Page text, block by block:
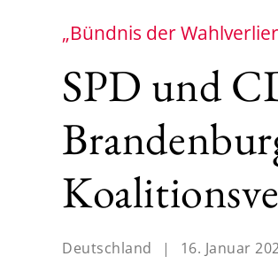
„Bündnis der
SPD und
Deutschland | 16. Januar